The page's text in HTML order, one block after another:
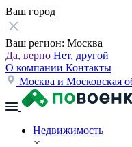
Ваш город
Ваш регион: Москва
Да, верно Нет, другой
О компании Контакты
Москва и Московская
Недвижимость